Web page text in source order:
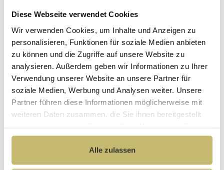
Diese Webseite verwendet Cookies
Wir verwenden Cookies, um Inhalte und Anzeigen zu
personalisieren, Funktionen für soziale Medien anbieten
zu können und die Zugriffe auf unsere Website zu
analysieren. Außerdem geben wir Informationen zu Ihrer
Verwendung unserer Website an unsere Partner für
soziale Medien, Werbung und Analysen weiter. Unsere
Partner führen diese Informationen möglicherweise mit
weiteren Daten zusammen, die Sie ihnen bereitgestellt
gesammelt haben.
Alle zulassen
Hochwertige
Materialien
Herstellerpreis
ohne
Zwischenhändler
Kundenbetreuung
mit bester
Bewertung
Gut verpackt für
beschädigungsfreie
Lieferung
Designed in
Germany
1 Monat risikofreies
Rückgaberecht
Produktdetails